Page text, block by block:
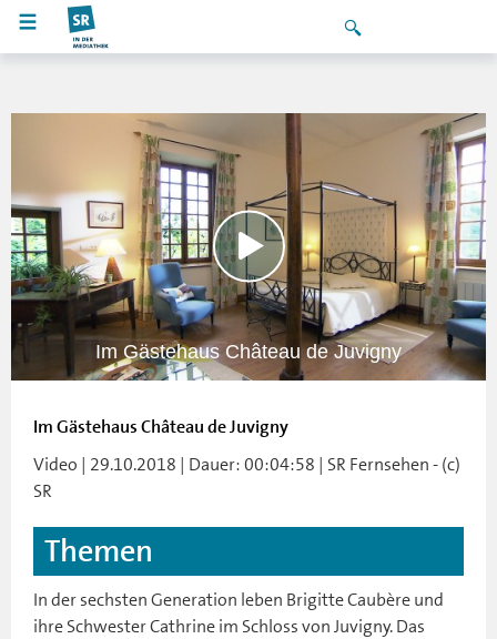
Im Gästehaus Château de Juvigny
Im Gästehaus Château de Juvigny
Video | 29.10.2018 | Dauer: 00:04:58 | SR Fernsehen - (c)
SR
Themen
In der sechsten Generation leben Brigitte Caubère und
ihre Schwester Cathrine im Schloss von Juvigny. Das